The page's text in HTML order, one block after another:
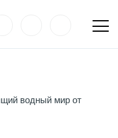
водный мир от